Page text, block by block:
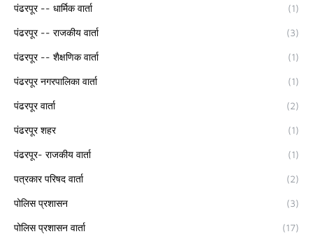
पंढरपूर -- धार्मिक वार्ता (1)
पंढरपूर -- राजकीय वार्ता (3)
पंढरपूर -- शैक्षणिक वार्ता (1)
पंढरपूर नगरपालिका वार्ता (1)
पंढरपूर वार्ता (2)
पंढरपूर शहर (1)
पंढरपूर- राजकीय वार्ता (1)
पत्रकार परिषद वार्ता (2)
पोलिस प्रशासन (3)
पोलिस प्रशासन वार्ता (17)